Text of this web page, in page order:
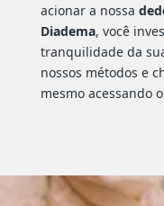
acionar a nossa
Diadema, você
tranquilidade da
nossos métodos e
mesmo acessando